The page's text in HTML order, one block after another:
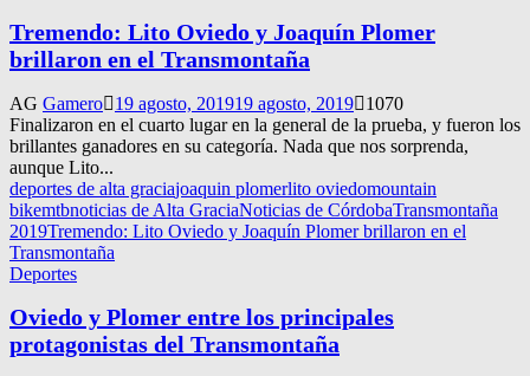
Tremendo: Lito Oviedo y Joaquín Plomer
brillaron en el Transmontaña
AG Gamero 19 agosto, 201919 agosto, 2019
1070
Finalizaron en el cuarto lugar en la general de la prueba, y fueron los
brillantes ganadores en su categoría. Nada que nos sorprenda,
aunque Lito...
deportes de alta graciajoaquin plomerlito oviedomountain
bikemtbnoticias de Alta GraciaNoticias de CórdobaTransmontaña
2019Tremendo: Lito Oviedo y Joaquín Plomer brillaron en el
Transmontaña
Deportes
Oviedo y Plomer entre los principales
protagonistas del Transmontaña